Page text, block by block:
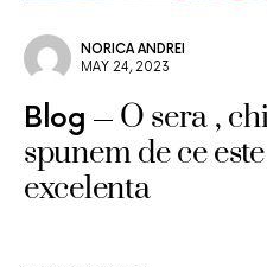
NORICA ANDREI
MAY 24, 2023
Blog
O sera ,
spunem de ce
excelenta